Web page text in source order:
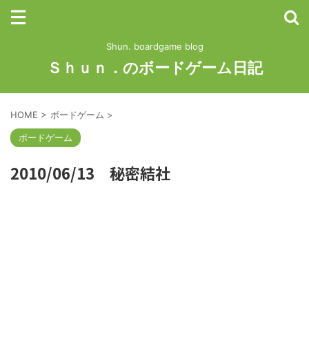
Shun. boardgame blog
Ｓｈｕｎ．のボードゲーム日記
HOME > ボードゲーム >
ボードゲーム
2010/06/13 秘密結社